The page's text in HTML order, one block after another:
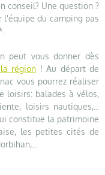
conseil? Une question ?
l'équipe du camping pas
peut vous donner dès
région ! Au départ de
vous pourrez réaliser
loisirs: balades à vélos,
loisirs nautiques,...
constitue la patrimoine
les petites cités de